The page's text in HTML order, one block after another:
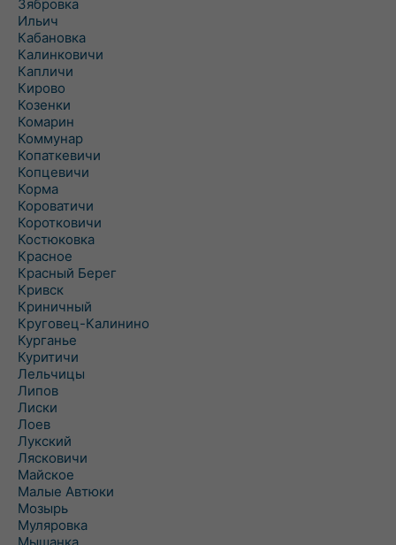
Зябровка
Ильич
Кабановка
Калинковичи
Капличи
Кирово
Козенки
Комарин
Коммунар
Копаткевичи
Копцевичи
Корма
Короватичи
Коротковичи
Костюковка
Красное
Красный Берег
Кривск
Криничный
Круговец-Калинино
Курганье
Куритичи
Лельчицы
Липов
Лиски
Лоев
Лукский
Лясковичи
Майское
Малые Автюки
Мозырь
Муляровка